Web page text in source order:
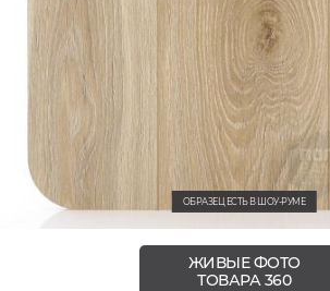
ОБРАЗЕЦ ЕСТЬ В ШОУ-РУМЕ
ЖИВЫЕ ФОТО
ТОВАРА 360